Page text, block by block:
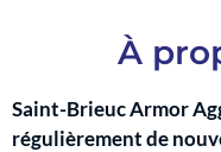
À
Saint-Brieuc Armor
régulièrement de